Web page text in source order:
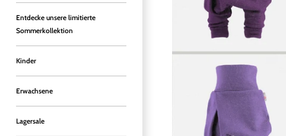
Entdecke unsere limitierte
Sommerkollektion
Kinder
Erwachsene
Lagersale